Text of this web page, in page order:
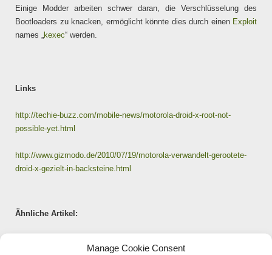
Manage Cookie Consent
Einige Modder arbeiten schwer daran, die Verschlüsselung des
Bootloaders zu knacken, ermöglicht könnte dies durch einen Exploit
names „ kexec“ werden.
Links
http://techie-buzz.com/mobile-news/motorola-droid-x-root-not-
possible-yet.html
http://www.gizmodo.de/2010/07/19/motorola-verwandelt-gerootete-
droid-x-gezielt-in-backsteine.html
Ähnliche Artikel: